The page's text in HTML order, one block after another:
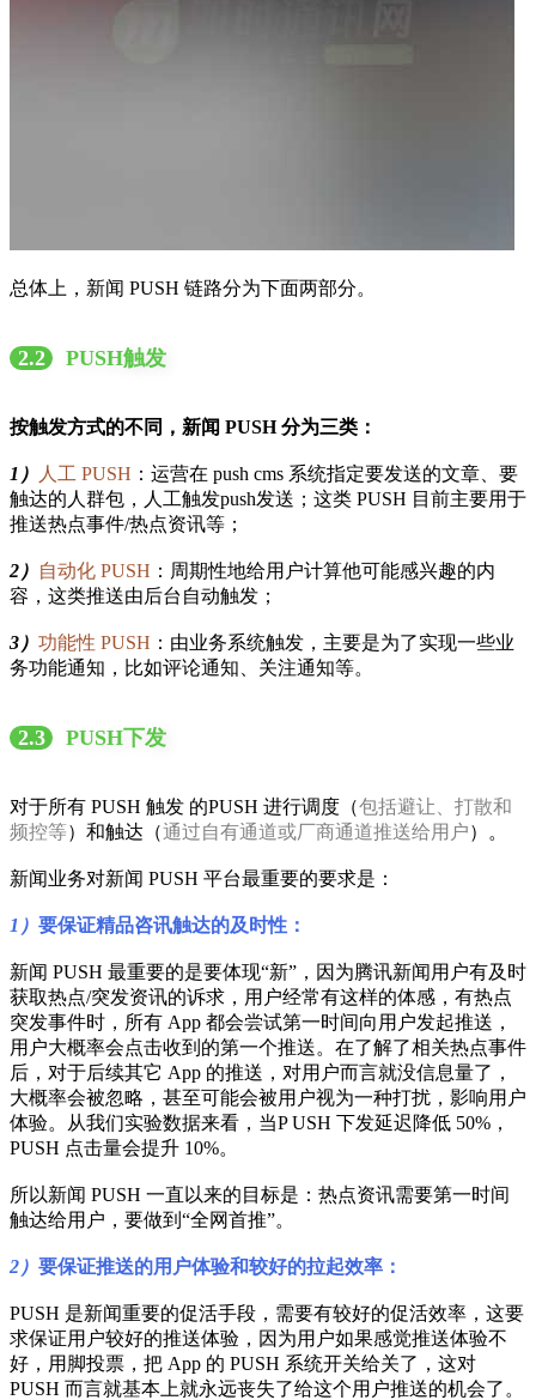
总体上，新闻 PUSH 链路分为下面两部分。
2.2 PUSH触发
按触发方式的不同，新闻 PUSH 分为三类：
1） 人工 PUSH ：运营在 push cms 系统指定要发送的文章、要
触达的人群包，人工触发push发送；这类 PUSH 目前主要用于
推送热点事件/热点资讯等；
2） 自动化 PUSH ：周期性地给用户计算他可能感兴趣的内
容，这类推送由后台自动触发；
3） 功能性 PUSH ：由业务系统触发，主要是为了实现一些业
务功能通知，比如评论通知、关注通知等。
2.3 PUSH下发
对于所有 PUSH 触发 的PUSH 进行调度（包括避让、打散和
频控等）和触达（通过自有通道或厂商通道推送给用户）。
新闻业务对新闻 PUSH 平台最重要的要求是：
1） 要保证精品咨讯触达的及时性：
新闻 PUSH 最重要的是要体现“新”，因为腾讯新闻用户有及时
获取热点/突发资讯的诉求，用户经常有这样的体感，有热点
突发事件时，所有 App 都会尝试第一时间向用户发起推送，
用户大概率会点击收到的第一个推送。在了解了相关热点事件
后，对于后续其它 App 的推送，对用户而言就没信息量了，
大概率会被忽略，甚至可能会被用户视为一种打扰，影响用户
体验。从我们实验数据来看，当P USH 下发延迟降低 50%，
PUSH 点击量会提升 10%。
所以新闻 PUSH 一直以来的目标是：热点资讯需要第一时间
触达给用户，要做到“全网首推”。
2） 要保证推送的用户体验和较好的拉起效率：
PUSH 是新闻重要的促活手段，需要有较好的促活效率，这要
求保证用户较好的推送体验，因为用户如果感觉推送体验不
好，用脚投票，把 App 的 PUSH 系统开关给关了，这对
PUSH 而言就基本上就永远丧失了给这个用户推送的机会了。